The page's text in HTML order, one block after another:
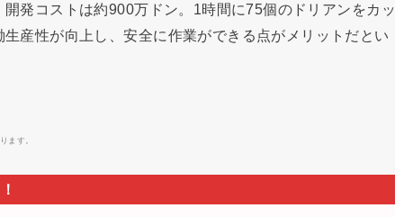
発コストは約900万ドン。1時間に75個のドリアンをカッ
産性が向上し、安全に作業ができる点がメリットだとい
ます。